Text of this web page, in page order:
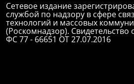
Сетевое издание
службой по надзору в сфере
технологий и массовых
(Роскомнадзор).
ФС 77 - 66651 ОТ 27.07.2016